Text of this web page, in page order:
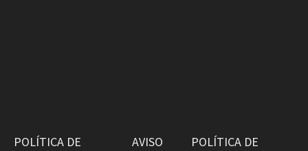
POLÍTICA DE AVISO POLÍTICA DE